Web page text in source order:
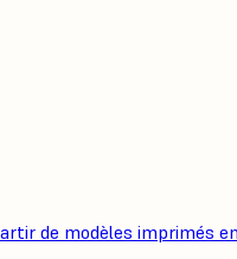
de modèles imprimés